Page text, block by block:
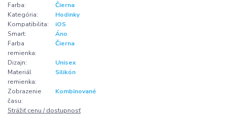
Farba:
Čierna
Kategória:
Hodinky
Kompatibilita:
iOS
Smart:
Áno
Farba
remienka:
Čierna
Dizajn:
Unisex
Materiál
remienka:
Silikón
Zobrazenie
času:
Kombinované
Strážiť cenu / dostupnosť